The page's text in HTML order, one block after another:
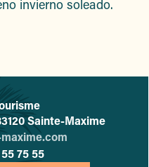
invierno soleado.
de tourisme de Sainte-
Sainte-Maxime
75 55